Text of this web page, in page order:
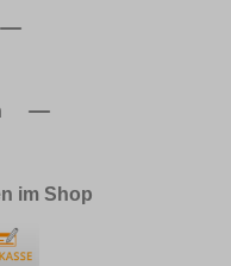
im Shop